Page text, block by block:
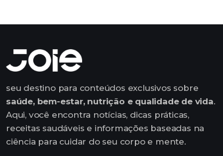
seu destino para conteúdos exclusivos sobre
saúde, bem-estar, nutrição e qualidade de vida.
Aqui, você encontra notícias, dicas práticas,
receitas saudáveis e informações baseadas na
ciência para cuidar do seu corpo e mente.